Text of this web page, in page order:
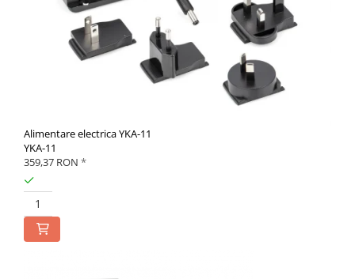
Alimentare electrica YKA-11
YKA-11
359,37 RON *